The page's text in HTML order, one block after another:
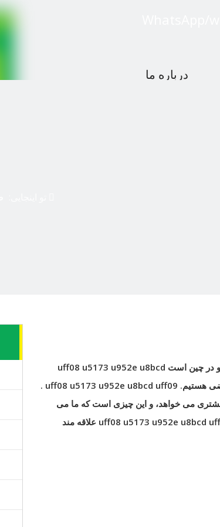
درباره ما
در چین است uff08 u5173 u952e u8bcd
هستیم. uff08 u5173 u952e u8bcd uff09
.
مشتری می خواهد، و این چیزی است که ما می
uff08 u5173 u952e u8bcd علاقه مند